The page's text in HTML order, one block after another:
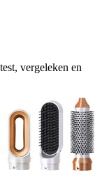
vergeleken en